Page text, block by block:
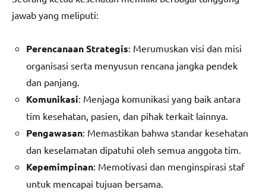
jawab yang meliputi:
Perencanaan Strategis: Merumuskan visi dan misi
organisasi serta menyusun rencana jangka pendek
dan panjang.
Komunikasi: Menjaga komunikasi yang baik antara
tim kesehatan, pasien, dan pihak terkait lainnya.
Pengawasan: Memastikan bahwa standar kesehatan
dan keselamatan dipatuhi oleh semua anggota tim.
Kepemimpinan: Memotivasi dan menginspirasi staf
untuk mencapai tujuan bersama.